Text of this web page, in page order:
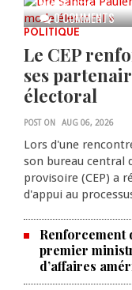
0 COMMENTS
AUG 06, 2026
POLITIQUE
Le CEP
ses
électoral
POST ON AUG 06, 2026
Lors d'une
son bureau central
provisoire (CEP) a
d'appui au
Renforcement
premier
d’affaires